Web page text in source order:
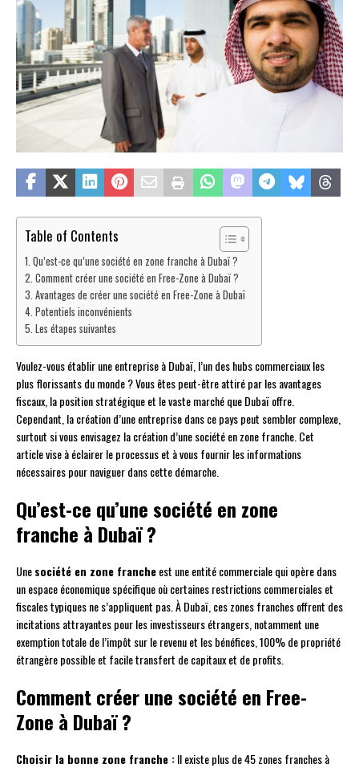
Table of Contents
Qu’est-ce qu’une société en zone franche à Dubaï ?
Comment créer une société en Free-Zone à Dubaï ?
Avantages de créer une société en Free-Zone à Dubaï
Potentiels inconvénients
Les étapes suivantes
Voulez-vous établir une entreprise à Dubaï, l’un des hubs commerciaux les
plus florissants du monde ? Vous êtes peut-être attiré par les avantages
fiscaux, la position stratégique et le vaste marché que Dubaï offre.
Cependant, la création d’une entreprise dans ce pays peut sembler complexe,
surtout si vous envisagez la création d’une société en zone franche. Cet
article vise à éclairer le processus et à vous fournir les informations
nécessaires pour naviguer dans cette démarche.
Qu’est-ce qu’une société en zone
franche à Dubaï ?
Unesociété en zone francheest une entité commerciale qui opère dans
un espace économique spécifique où certaines restrictions commerciales et
fiscales typiques ne s’appliquent pas. À Dubaï, ces zones franches offrent des
incitations attrayantes pour les investisseurs étrangers, notamment une
exemption totale de l’impôt sur le revenu et les bénéfices, 100% de propriété
étrangère possible et facile transfert de capitaux et de profits.
Comment créer une société en Free-
Zone à Dubaï ?
Choisir la bonne zone franche :Il existe plus de 45 zones franches à